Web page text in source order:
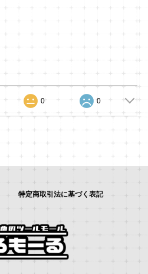
0 0
特定商取引法に基づく表記